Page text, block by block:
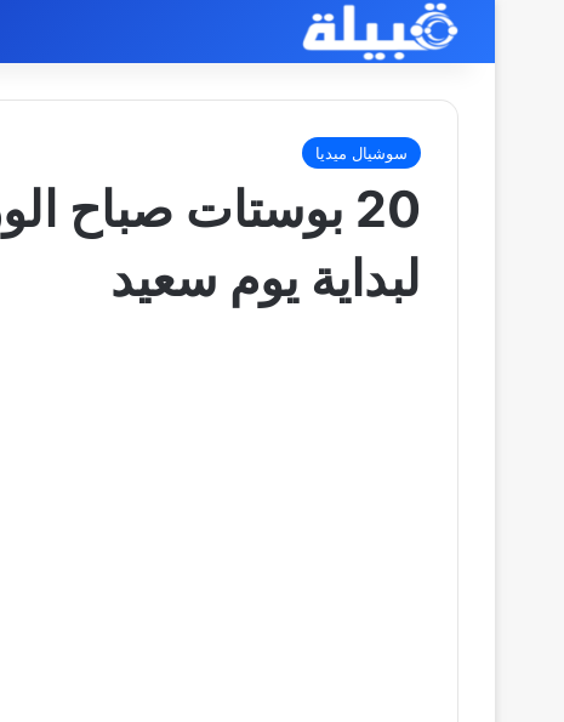
سوشيال ميديا
20 بوستات صباح
لبداية يوم سعيد